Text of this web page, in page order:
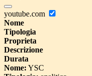
youtube.com
Nome
Tipologia
Proprieta
Descrizione
Durata
Nome: YSC